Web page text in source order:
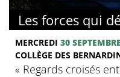
Les forces qui
MERCREDI 30 SEPTEMBRE
COLLÈGE DES
« Regards croisés